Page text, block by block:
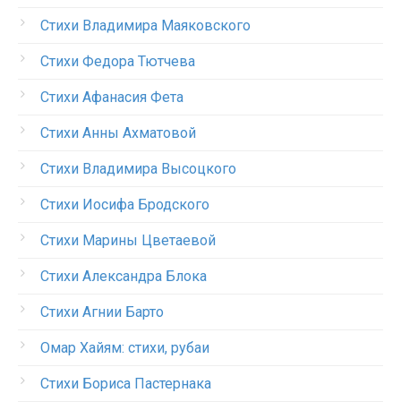
Стихи Владимира Маяковского
Стихи Федора Тютчева
Стихи Афанасия Фета
Стихи Анны Ахматовой
Стихи Владимира Высоцкого
Стихи Иосифа Бродского
Стихи Марины Цветаевой
Стихи Александра Блока
Стихи Агнии Барто
Омар Хайям: стихи, рубаи
Стихи Бориса Пастернака